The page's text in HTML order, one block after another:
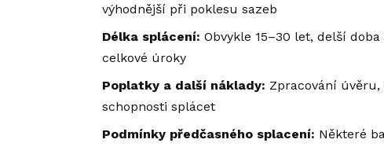
výhodnější při poklesu sazeb
Délka splácení: Obvykle 15–30 let, delší
celkové úroky
Poplatky a další náklady: Zpracování
schopnosti splácet
Podmínky předčasného splacení: Některé